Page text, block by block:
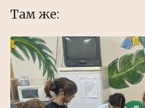
Там же: